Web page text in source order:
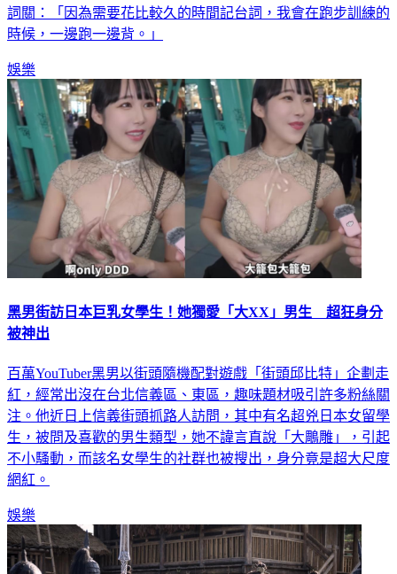
詞關：「因為需要花比較久的時間記台詞，我會在跑步訓練的
時候，一邊跑一邊背。」
娛樂
黑男街訪日本巨乳女學生！她獨愛「大XX」男生 超狂身分
被神出
百萬YouTuber黑男以街頭隨機配對遊戲「街頭邱比特」企劃走
紅，經常出沒在台北信義區、東區，趣味題材吸引許多粉絲關
注。他近日上信義街頭抓路人訪問，其中有名超兇日本女留學
生，被問及喜歡的男生類型，她不諱言直說「大鵰雕」，引起
不小騷動，而該名女學生的社群也被搜出，身分竟是超大尺度
網紅。
娛樂